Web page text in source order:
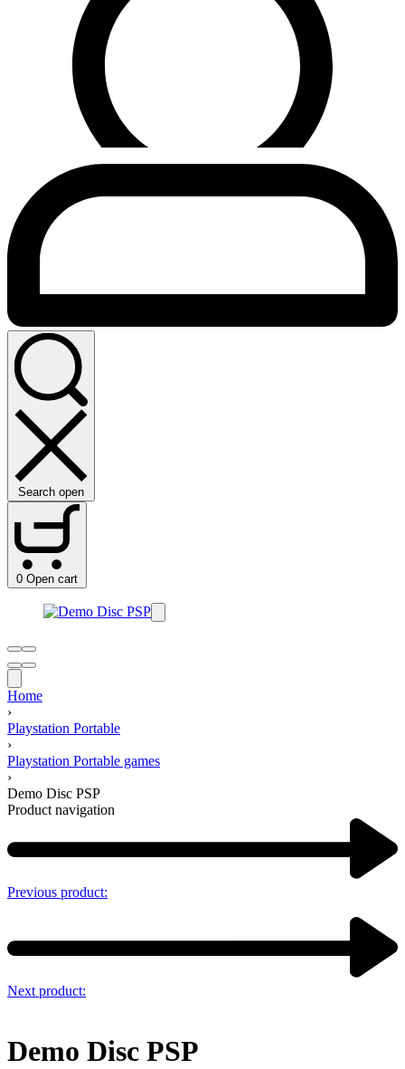
Search open
0 Open cart
Home
›
Playstation Portable
›
Playstation Portable games
›
Demo Disc PSP
Product navigation
Previous product:
Next product:
Demo Disc PSP